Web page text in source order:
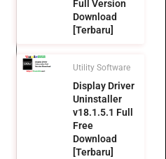
Full Version
Download
[Terbaru]
Utility Software
Display Driver
Uninstaller
v18.1.5.1 Full
Free
Download
[Terbaru]